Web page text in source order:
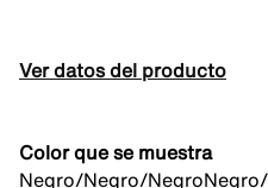
Ver datos del producto
Color que se muestra
Negro/Negro/Negro